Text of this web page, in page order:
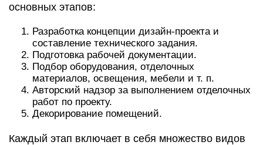
основных этапов:
Разработка концепции дизайн-проекта и
составление технического задания.
Подготовка рабочей документации.
Подбор оборудования, отделочных
материалов, освещения, мебели и т. п.
Авторский надзор за выполнением отделочных
работ по проекту.
Декорирование помещений.
Каждый этап включает в себя множество видов